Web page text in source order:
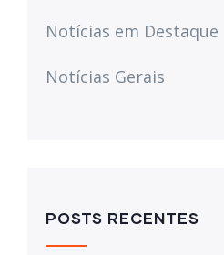
Notícias em Destaque
Notícias Gerais
POSTS RECENTES